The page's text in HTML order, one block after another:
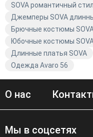
SOVA романтичный
Джемперы SOVA
Брючные костюмы
Юбочные костюмы
Длинные платья SOVA
Одежда Avaro 56
О нас
Мы в соцсетях